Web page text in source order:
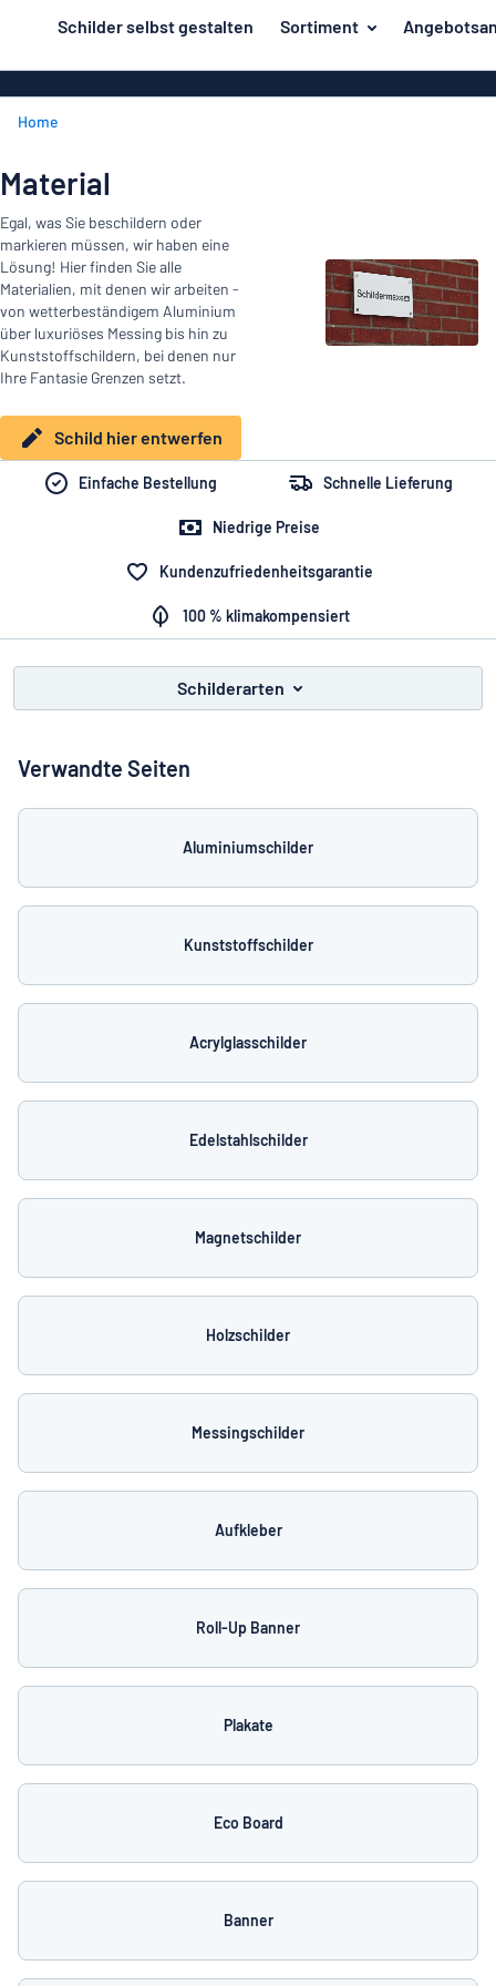
springen
Schilder selbst gestalten Sortiment
Herstellung
Haus und Heim
Kennzeichnung
Namensschilder
Aufkleber
Verkehr und Fahrzeuge
Büro & Arbeitsplatz
Alle Kategorien anzeigen
Holzschilder
Das Gesuchte nicht gefunden? Schild hier entwerfen
Unsere
Bestseller
Material
Herstellung
Haus
und
Heim
Namensschilder
Angebotsanfrage
Kundenservice
Privat / Firma
zum
entwerfen
Home
Material
Egal, was Sie beschildern oder
markieren müssen, wir haben eine
Lösung! Hier finden Sie alle
Materialien, mit denen wir arbeiten -
von wetterbeständigem Aluminium
über luxuriöses Messing bis hin zu
Kunststoffschildern, bei denen nur
Ihre Fantasie Grenzen setzt.
Schild hier entwerfen
Einfache Bestellung Schnelle Lieferung
Niedrige Preise
Kundenzufriedenheitsgarantie
100 % klimakompensiert
Schilderarten
Verwandte Seiten
Aluminiumschilder
Kunststoffschilder
Acrylglasschilder
Edelstahlschilder
Magnetschilder
Holzschilder
Messingschilder
Aufkleber
Roll-Up Banner
Plakate
Eco Board
Banner